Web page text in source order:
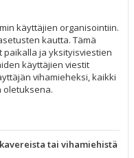
käyttäjien organisointiin.
kautta. Tämä
ja yksityisviestien
käyttäjien viestit
vihamieheksi, kaikki
oletuksena.
tai vihamiehistä